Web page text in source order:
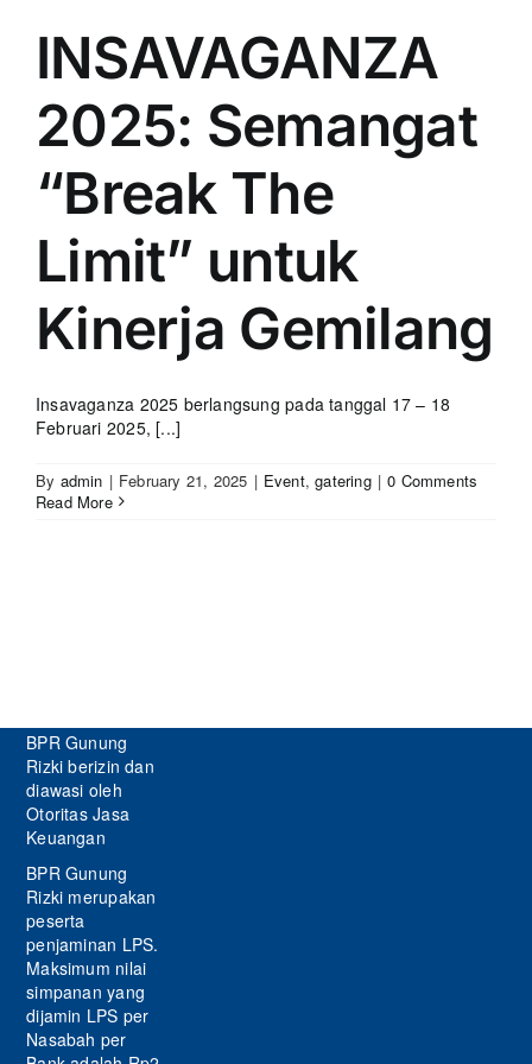
INSAVAGANZA
2025: Semangat
“Break The
Limit” untuk
Kinerja Gemilang
Insavaganza 2025 berlangsung pada tanggal 17 – 18
Februari 2025, [...]
By admin | February 21, 2025 | Event,gatering | 0 Comments
Read More
BPR Gunung
Rizki berizin dan
diawasi oleh
Otoritas Jasa
Keuangan
BPR Gunung
Rizki merupakan
peserta
penjaminan LPS.
Maksimum nilai
simpanan yang
dijamin LPS per
Nasabah per